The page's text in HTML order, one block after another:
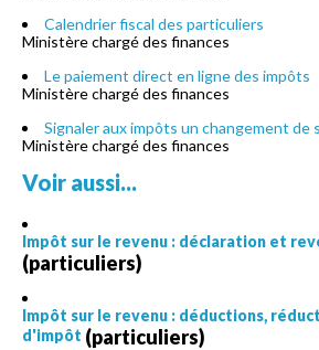
Calendrier fiscal des particuliers
Ministère chargé des finances
Le paiement direct en ligne des impôts
Ministère chargé des finances
Signaler aux impôts un changement de
Ministère chargé des finances
Voir aussi...
Impôt sur le revenu : déclaration et
(particuliers)
Impôt sur le revenu : déductions,
d'impôt (particuliers)